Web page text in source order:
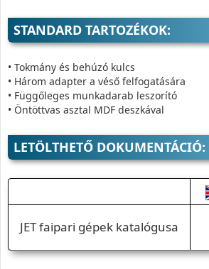
STANDARD TARTOZÉKOK:
• Tokmány és behúzó kulcs
• Három adapter a véső felfogatására
• Függőleges munkadarab leszorító
• Öntöttvas asztal MDF deszkával
LETÖLTHETŐ DOKUMENTÁCIÓ:
JET faipari gépek katalógusa